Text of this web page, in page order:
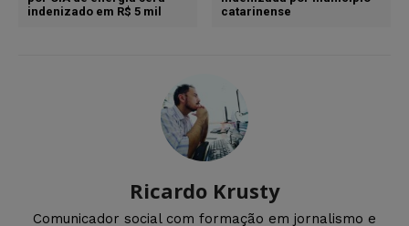
indenizado em R$ 5 mil
catarinense
Ricardo Krusty
Comunicador social com formação em jornalismo e